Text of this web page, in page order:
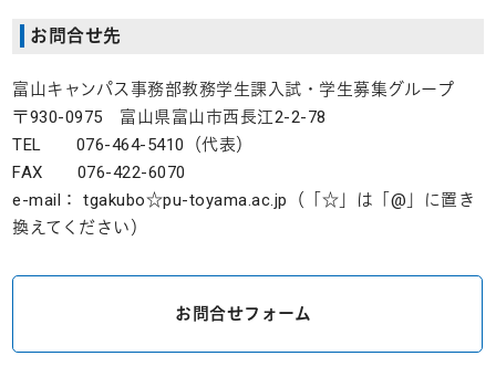
お問合せ先
富山キャンパス事務部教務学生課入試・学生募集グループ
〒930-0975 富山県富山市西長江2-2-78
TEL 076-464-5410（代表）
FAX 076-422-6070
e-mail： tgakubo☆pu-toyama.ac.jp（「☆」は「@」に置き
換えてください）
お問合せフォーム